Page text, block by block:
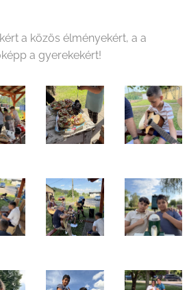
a közös élményekért, a a
a gyerekekért!